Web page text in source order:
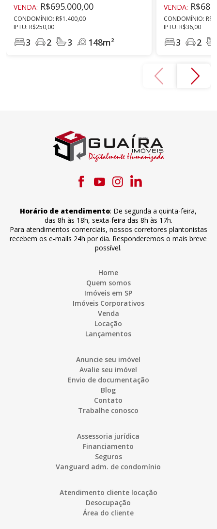
VENDA: R$695.000,00
CONDOMÍNIO: R$1.400,00
IPTU: R$250,00
3 2 3 148m²
VENDA:
CONDOMÍNIO:
IPTU: R$36,00
3 2
Horário de atendimento: De segunda a quinta-feira,
das 8h às 18h, sexta-feira das 8h às 17h.
Para atendimentos comerciais, nossos corretores plantonistas
recebem os e-mails 24h por dia. Responderemos o mais breve
possível.
Home
Quem somos
Imóveis em SP
Imóveis Corporativos
Venda
Locação
Lançamentos
Anuncie seu imóvel
Avalie seu imóvel
Envio de documentação
Blog
Contato
Trabalhe conosco
Assessoria jurídica
Financiamento
Seguros
Vanguard adm. de condomínio
Atendimento cliente locação
Desocupação
Área do cliente